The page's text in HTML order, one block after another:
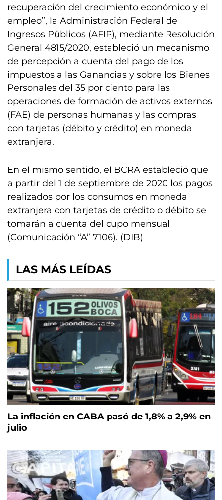
recuperación del crecimiento económico y el
empleo”, la Administración Federal de
Ingresos Públicos (AFIP), mediante Resolución
General 4815/2020, estableció un mecanismo
de percepción a cuenta del pago de los
impuestos a las Ganancias y sobre los Bienes
Personales del 35 por ciento para las
operaciones de formación de activos externos
(FAE) de personas humanas y las compras
con tarjetas (débito y crédito) en moneda
extranjera.
En el mismo sentido, el BCRA estableció que
a partir del 1 de septiembre de 2020 los pagos
realizados por los consumos en moneda
extranjera con tarjetas de crédito o débito se
tomarán a cuenta del cupo mensual
(Comunicación “A” 7106). (DIB)
LAS MÁS LEÍDAS
La inflación en CABA pasó de 1,8% a 2,9% en
julio